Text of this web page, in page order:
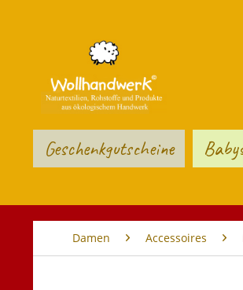
Geschenkgutscheine
Damen Accessoires